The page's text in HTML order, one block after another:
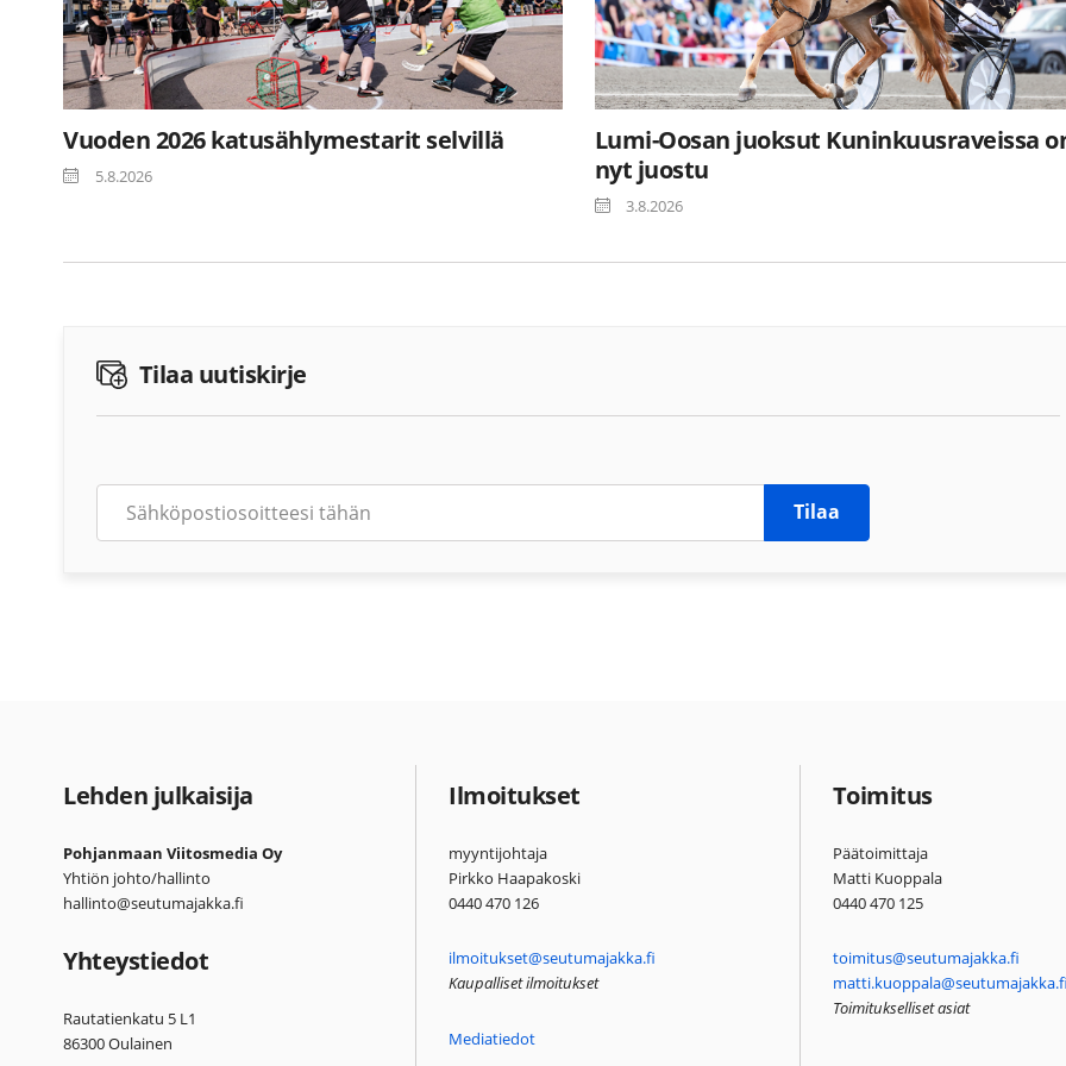
Vuoden 2026 katusählymestarit selvillä
5.8.2026
Lumi-Oosan juoksut Kuninkuusraveissa
nyt juostu
3.8.2026
Tilaa uutiskirje
Tilaa
Lehden julkaisija
Pohjanmaan Viitosmedia Oy
Yhtiön johto/hallinto
hallinto@seutumajakka.fi
Yhteystiedot
Rautatienkatu 5 L1
86300 Oulainen
Ilmoitukset
myyntijohtaja
Pirkko Haapakoski
0440 470 126
ilmoitukset@seutumajakka.fi
Kaupalliset ilmoitukset
Mediatiedot
Toimitus
Päätoimittaja
Matti Kuoppala
0440 470 125
toimitus@seutumajakka.fi
Toimitukselliset asiat